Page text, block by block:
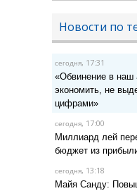
Новости по
сегодня, 17:31
«Обвинение в наш
экономить, не
цифрами»
сегодня, 17:00
Миллиард лей
бюджет из
сегодня, 13:18
Майя Санду: